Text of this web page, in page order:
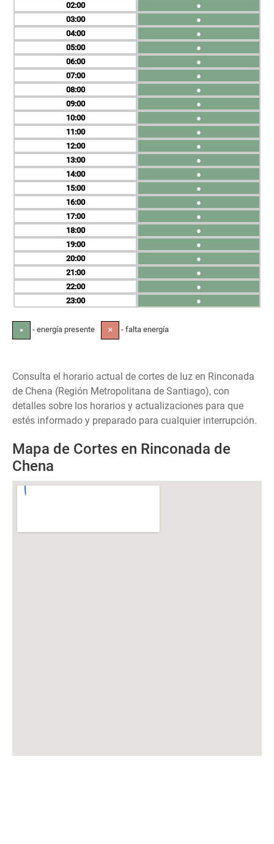
02
03
04
05
06
07
08
09
10
11
12
13
14
15
16
17
18
19
20
21
22
23
●
●
●
●
●
●
●
●
●
●
●
●
●
●
●
●
●
●
●
●
●
●
● - energía presente ✕ - falta energía
Consulta el horario actual de cortes de luz en Rinconada
de Chena (Región Metropolitana de Santiago), con
detalles sobre los horarios y actualizaciones para que
estés informado y preparado para cualquier interrupción.
Mapa de Cortes en Rinconada de
Chena